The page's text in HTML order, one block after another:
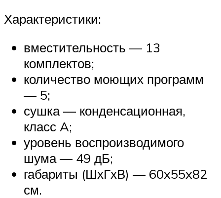
Характеристики:
вместительность — 13
комплектов;
количество моющих программ
— 5;
сушка — конденсационная,
класс A;
уровень воспроизводимого
шума — 49 дБ;
габариты (ШхГхВ) — 60x55x82
см.